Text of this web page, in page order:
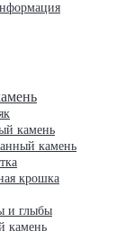
камень
камень
крошка
и глыбы
камень